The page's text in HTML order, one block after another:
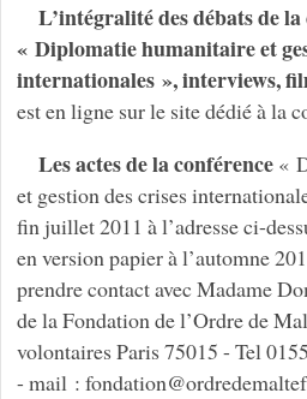
L’intégralité des débats de
« Diplomatie humanitaire et
internationales », interviews,
est en ligne sur le site dédié à la
Les actes de la conférence«
et gestion des crises
fin juillet 2011 à l’adresse ci-
en version papier à l’automne
prendre contact avec Madame
de la Fondation de l’Ordre de
volontaires Paris 75015 - Tel
- mail : fondation@